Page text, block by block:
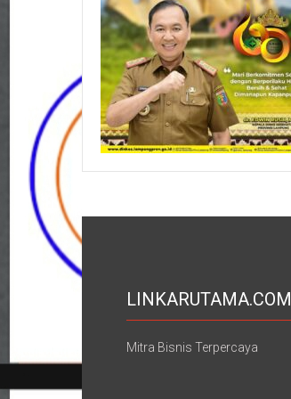
LINKARUTAMA.COM
Mitra Bisnis Terpercaya